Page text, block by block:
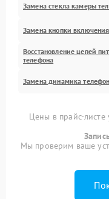
Замена стекла камеры
Замена кнопки
Восстановление цепей
телефона
Замена динамика
Цены в прайс-листе
Мы проверим ваше